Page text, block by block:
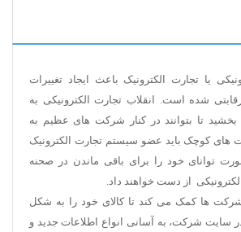
یا تجارت الکترونیک باعث ایجاد تغییرات
شده است. انقلاب تجارت الکترونیکی به
تا بتوانند در کنار شرکت های عظیم به
های کوچک باید عضو سیستم تجارت الکترونیک
توانای خود را برای باقی ماندن در صحنه
از دست خواهند داد.
شرکت ها کمک می کند تا کالای خود را به شکل
سایت شرکت، به آسانی انواع اطلاعات جدید و